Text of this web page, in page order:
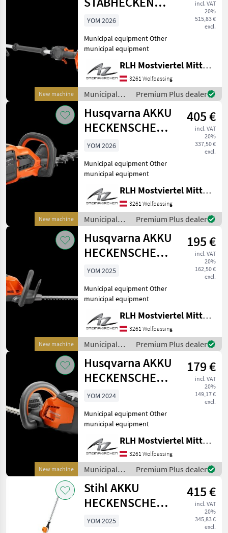
New machine
525iHE3
incl. VAT
20%
515,83 €
excl.
YOM 2026
Municipal equipment Other
municipal equipment
RLH Mostviertel Mitte - Standort Steinakirchen
3261 Wolfpassing
Municipal
equipment /
Husqvarna
Premium Plus dealer
New machine
Husqvarna AKKU
HECKENSCHERE
322iHD60
405 €
incl. VAT
20%
337,50 €
excl.
YOM 2026
Municipal equipment Other
municipal equipment
RLH Mostviertel Mitte - Standort Steinakirchen
3261 Wolfpassing
Municipal
equipment /
Husqvarna
Premium Plus dealer
New machine
Husqvarna AKKU
HECKENSCHERE
2I5IHD45
195 €
incl. VAT
20%
162,50 €
excl.
YOM 2025
Municipal equipment Other
municipal equipment
RLH Mostviertel Mitte - Standort Steinakirchen
3261 Wolfpassing
Municipal
equipment /
Husqvarna
Premium Plus dealer
New machine
Husqvarna AKKU
HECKENSCHERE
115IHD45
179 €
incl. VAT
20%
149,17 €
excl.
YOM 2024
Municipal equipment Other
municipal equipment
RLH Mostviertel Mitte - Standort Steinakirchen
3261 Wolfpassing
Municipal
equipment /
Husqvarna
Premium Plus dealer
Stihl AKKU
HECKENSCHERE
HLA 66 (115°)
415 €
incl. VAT
20%
345,83 €
excl.
YOM 2025